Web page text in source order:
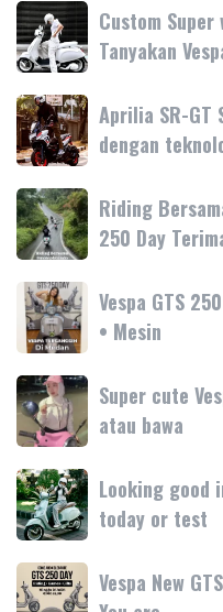
Custom
Super
white
Vespa
Primavera
Tanyakan
Vespa
Primavera
180cc
terbaru
Custom
Tanyakan
Aprilia
SR-
GT
Sport
Aprilia
SR-
GT
hadir
dengan
teknologi
fitur
Aprilia SR-GT
dengan
Riding
Bersama
Motoplex
Garda
Medan
GTS
250
Day
Terima
kasih
Riding
250 Day
Vespa
GTS
250
terbaru
resmi
rilis
di
Medan!
•
Mesin
Vespa GTS
• Mesin
Super
cute
Vespa
LX
pink/lilac
Yuk
test
ride
atau
Super cute
atau bawa
Looking
good
in
Vespa
Primavera
Looking good
today or test
Vespa
New
Vespa New